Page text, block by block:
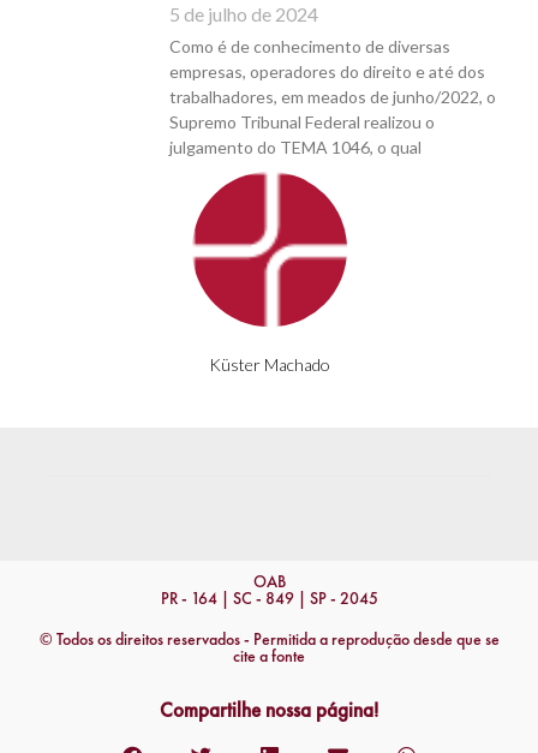
Küster Machado
5 de julho de 2024
Como é de conhecimento de diversas
empresas, operadores do direito e até dos
trabalhadores, em meados de junho/2022, o
Supremo Tribunal Federal realizou o
julgamento do TEMA 1046, o qual
OAB
PR - 164 | SC - 849 | SP - 2045
© Todos os direitos reservados - Permitida a reprodução desde que se
cite a fonte
Compartilhe nossa página!